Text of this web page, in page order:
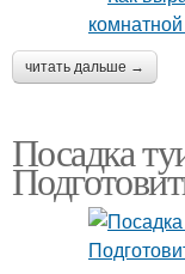
читать дальше →
Посадка